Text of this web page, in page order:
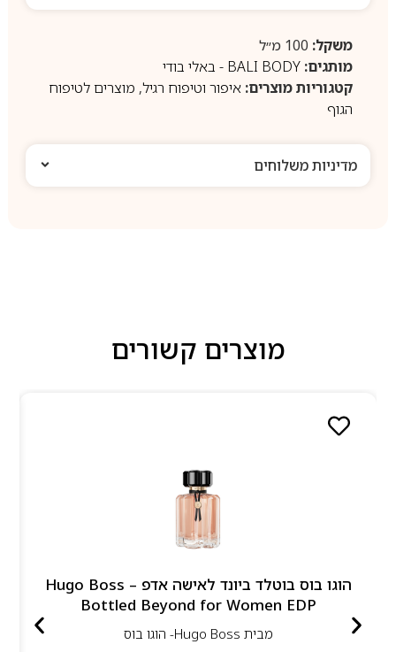
משקל:100 מ״ל
מותגים: BALI BODY - באלי בודי
קטגוריות מוצרים: איפור וטיפוח רגיל, מוצרים לטיפוח
הגוף
מדיניות משלוחים
מוצרים קשורים
הוגו בוס בוטלד ביונד לאישה אדפ – Hugo Boss
Bottled Beyond for Women EDP
מבית Hugo Boss- הוגו בוס